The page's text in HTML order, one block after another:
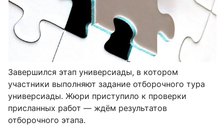
Завершился этап универсиады, в котором
участники выполняют задание отборочного тура
универсиады. Жюри приступило к проверки
присланных работ — ждём результатов
отборочного этапа.